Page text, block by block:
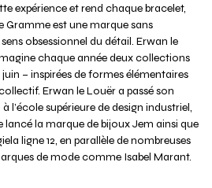
expérience et rend chaque bracelet,
Gramme est une marque sans
obsessionnel du détail. Erwan le
chaque année deux collections
– inspirées de formes élémentaires
Erwan le Louër a passé son
l’école supérieure de design industriel,
lancé la marque de bijoux Jem ainsi que
ligne 12, en parallèle de nombreuses
de mode comme Isabel Marant.